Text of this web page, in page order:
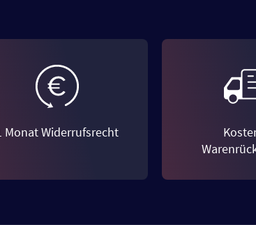
Monat Widerrufsrecht